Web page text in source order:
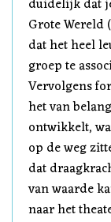
duidelijk dat
Grote Wereld
dat het heel
groep te
Vervolgens
het van
ontwikkelt,
op de weg
dat
van waarde
naar het